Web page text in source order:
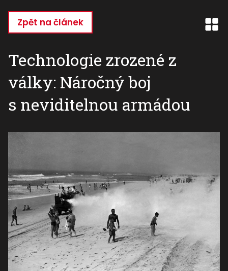
hlavnímu
Zpět na článek
Technologie zrozené z
války: Náročný boj
s neviditelnou armádou